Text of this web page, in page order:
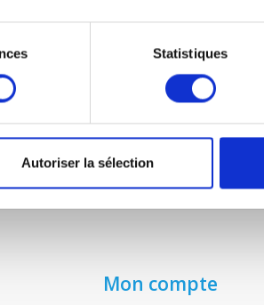
Statistiques
Autoriser la sélection
Mon compte